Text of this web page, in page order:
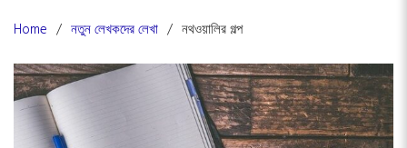
Home নতুন লেখকদের লেখা নথওয়ালির গল্প